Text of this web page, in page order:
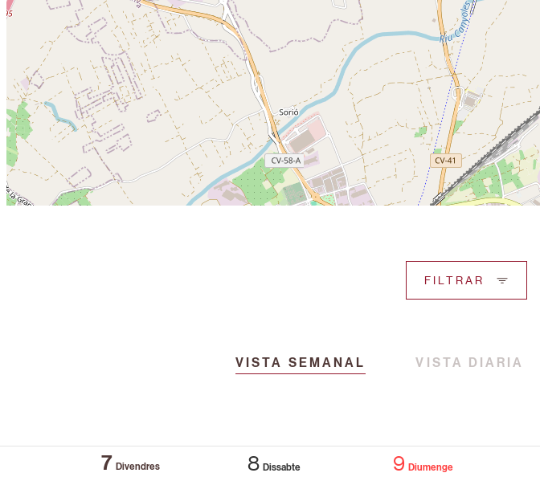
FILTRAR
VISTA SEMANAL VISTA DIARIA
7 Divendres 8 Dissabte 9 Diumenge